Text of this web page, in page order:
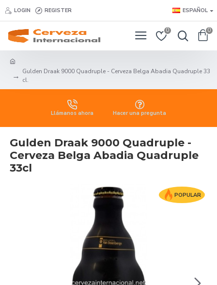
LOGIN REGISTER ESPAÑOL
0 0
Gulden Draak 9000 Quadruple - Cerveza Belga Abadia Quadruple 33
cl.
Llámanos ahora Hacer una pregunta
Gulden Draak 9000 Quadruple -
Cerveza Belga Abadia Quadruple
33cl
POPULAR